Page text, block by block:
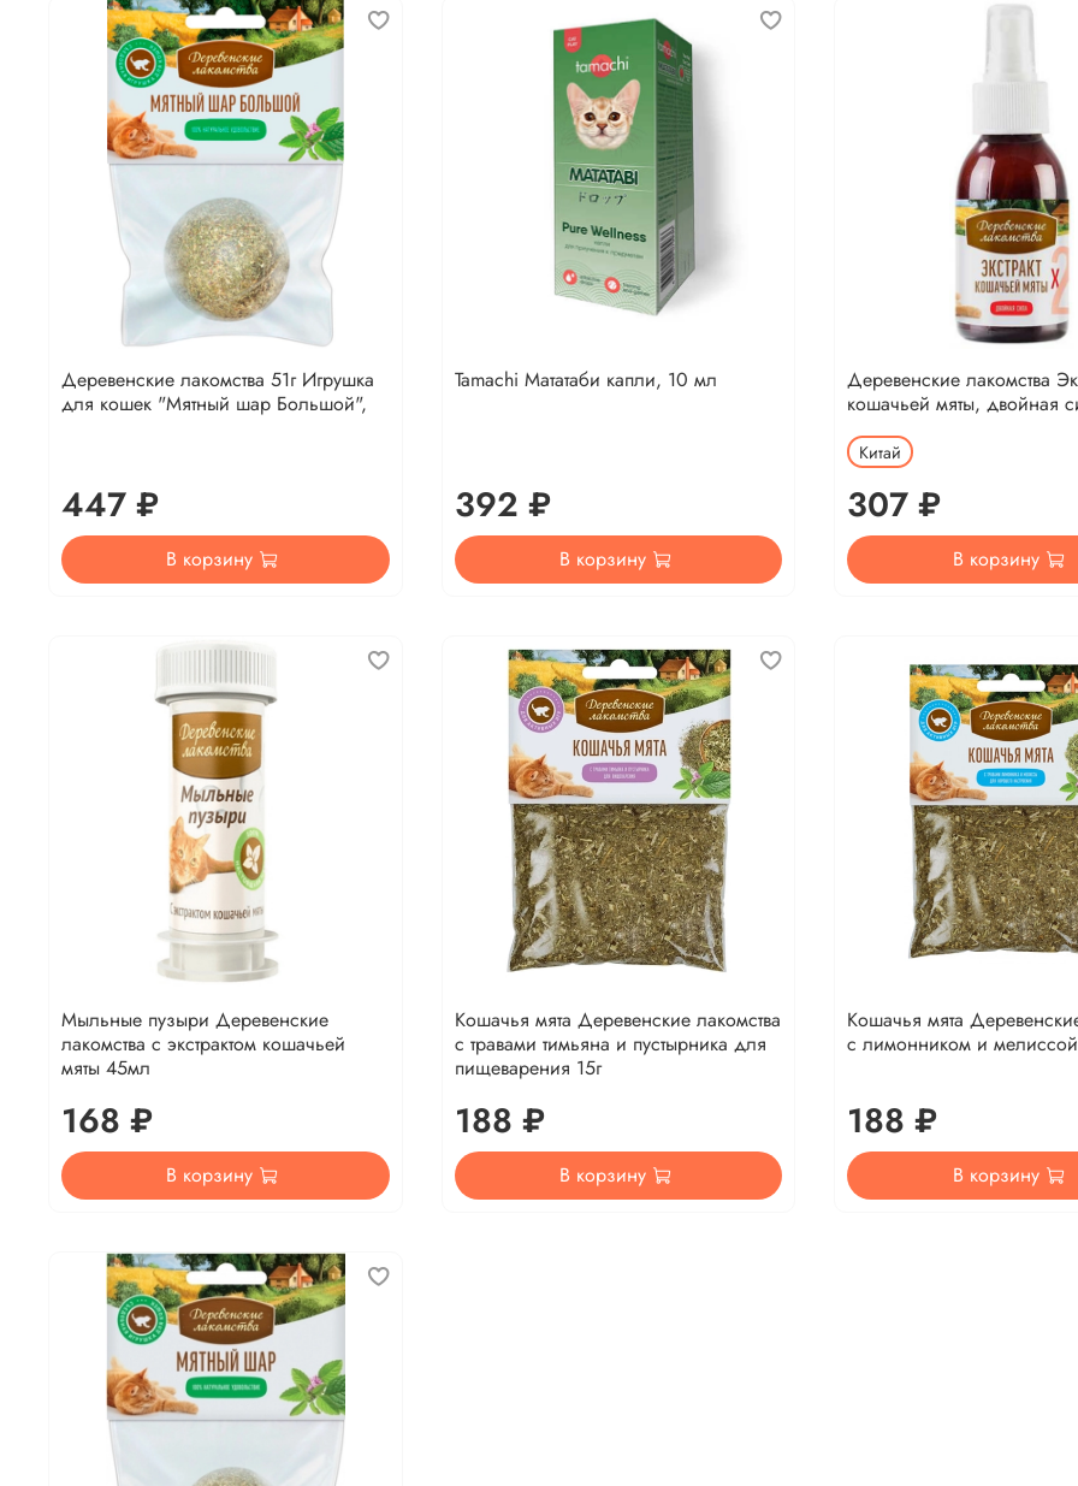
Деревенские лакомства 51г Игрушка
для кошек "Мятный шар Большой",
447 ₽
В корзину
Tamachi Мататаби капли, 10 мл
392 ₽
В корзину
Деревенские лакомства
кошачьей мяты, двойная
Китай
307 ₽
В корзину
Мыльные пузыри Деревенские
лакомства с экстрактом кошачьей
мяты 45мл
168 ₽
В корзину
Кошачья мята Деревенские лакомства
с травами тимьяна и пустырника для
пищеварения 15г
188 ₽
В корзину
Кошачья мята
с лимонником и
188 ₽
В корзину